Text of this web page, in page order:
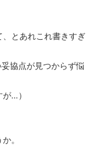
とあれこれ書きすぎ
協点が見つからず悩
…）
。